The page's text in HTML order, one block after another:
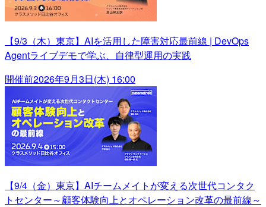
【9/3（木）東京】AIを活用した障害対応最前線 | DevOps
Agentライブデモで学ぶ、自律型運用の実践
開催前2026年9月3日(木) 16:00
【9/4（金）東京】AIチームメイトが変える次世代コンタク
トセンター～顧客体験向上とオペレーション改革の最前線～